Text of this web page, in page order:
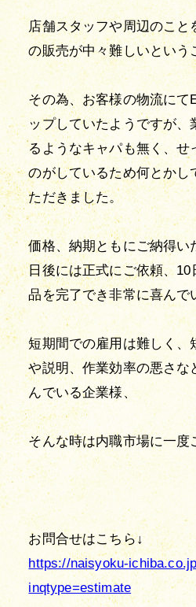
店舗スタッフや周辺のこと
の販売が中々難しいという
その為、お客様の物流にて
ップしていたようですが、
るようなキャパも無く、せ
のがしているため何とかし
ただきました。
価格、納期ともにご納得い
日後には正式にご依頼、10
品を完了でき非常に喜んで
短期間での雇用は難しく、
や説明、作業効率の悪さな
んでいる企業様、
そんな時は内職市場に一度
https://naisyoku-
inqtype=estimate